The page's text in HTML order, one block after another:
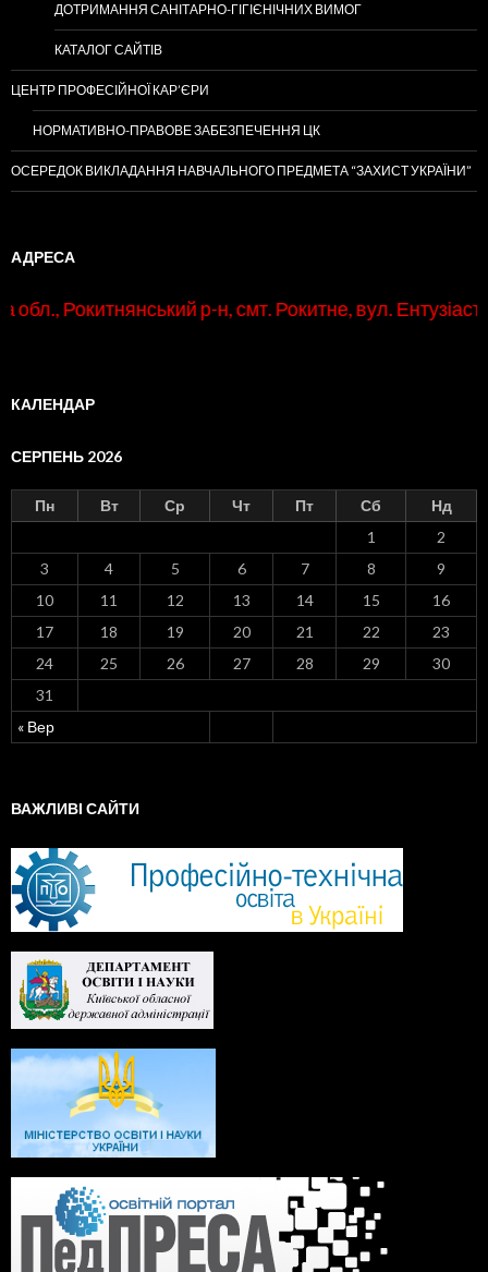
ДОТРИМАННЯ САНІТАРНО-ГІГІЄНІЧНИХ ВИМОГ
КАТАЛОГ САЙТІВ
ЦЕНТР ПРОФЕСІЙНОЇ КАР’ЄРИ
НОРМАТИВНО-ПРАВОВЕ ЗАБЕЗПЕЧЕННЯ ЦК
ОСЕРЕДОК ВИКЛАДАННЯ НАВЧАЛЬНОГО ПРЕДМЕТА “ЗАХИСТ УКРАЇНИ”
АДРЕСА
р-н, смт. Рокитне, вул. Ентузіастів, 4, тел./факс
КАЛЕНДАР
СЕРПЕНЬ 2026
Пн Вт Ср Чт Пт Сб Нд
« Вер
1
2
3
4 5 6 7 8
9
10
11 12 13 14 15
16
17
18 19 20 21 22
23
24
25 26 27 28 29
30
31
ВАЖЛИВІ САЙТИ